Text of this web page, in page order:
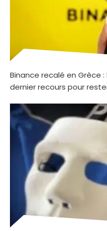
Binance recalé en Grèce
dernier recours pour